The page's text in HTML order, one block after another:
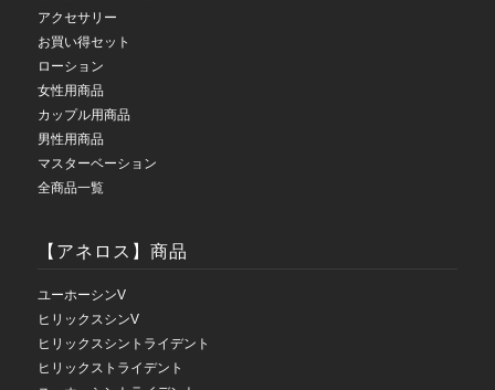
アクセサリー
お買い得セット
ローション
女性用商品
カップル用商品
男性用商品
マスターベーション
全商品一覧
【アネロス】商品
ユーホーシンV
ヒリックスシンV
ヒリックスシントライデント
ヒリックストライデント